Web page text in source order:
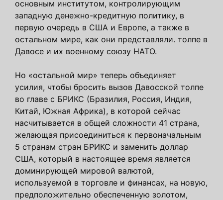
основным институтом, контролирующим
западную денежно-кредитную политику, в
первую очередь в США и Европе, а также в
остальном мире, как они представляли. толпе в
Давосе и их военному союзу НАТО.
Но «остальной мир» теперь объединяет
усилия, чтобы бросить вызов Давосской толпе
во главе с БРИКС (Бразилия, Россия, Индия,
Китай, Южная Африка), в которой сейчас
насчитывается в общей сложности 41 страна,
желающая присоединиться к первоначальным
5 странам стран БРИКС и заменить доллар
США, который в настоящее время является
доминирующей мировой валютой,
используемой в торговле и финансах, на новую,
предположительно обеспеченную золотом,